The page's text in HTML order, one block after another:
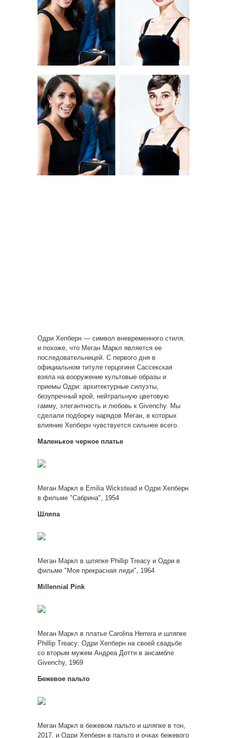
Одри Хепберн — символ вневременного стиля,
и похоже, что Меган Маркл является ее
последовательницей. С первого дня в
официальном титуле герцогиня Сассекская
взяла на вооружение культовые образы и
приемы Одри: архитектурные силуэты,
безупречный крой, нейтральную цветовую
гамму, элегантность и любовь к Givenchy. Мы
сделали подборку нарядов Меган, в которых
влияние Хепберн чувствуется сильнее всего.
Маленькое черное платье
Меган Маркл в Emilia Wickstead и Одри Хепберн
в фильме "Сабрина", 1954
Шляпа
Меган Маркл в шляпке Phillip Treacy и Одри в
фильме "Моя прекрасная леди", 1964
Millennial Pink
Меган Маркл в платье Carolina Herrera и шляпке
Phillip Treacy; Одри Хепберн на своей свадьбе
со вторым мужем Андреа Дотти в ансамбле
Givenchy, 1969
Бежевое пальто
Меган Маркл в бежевом пальто и шляпке в тон,
2017, и Одри Хепберн в пальто и очках бежевого